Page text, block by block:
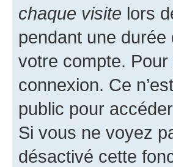
chaque visite lors
pendant une durée
votre compte.
connexion. Ce
public pour
Si vous ne voyez
désactivé cette